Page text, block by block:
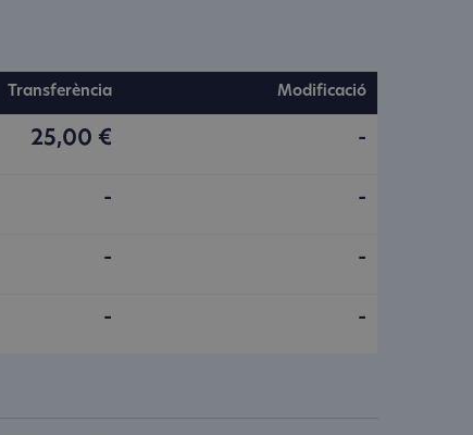
Transferència Modificació
25,00 € -
- -
- -
- -